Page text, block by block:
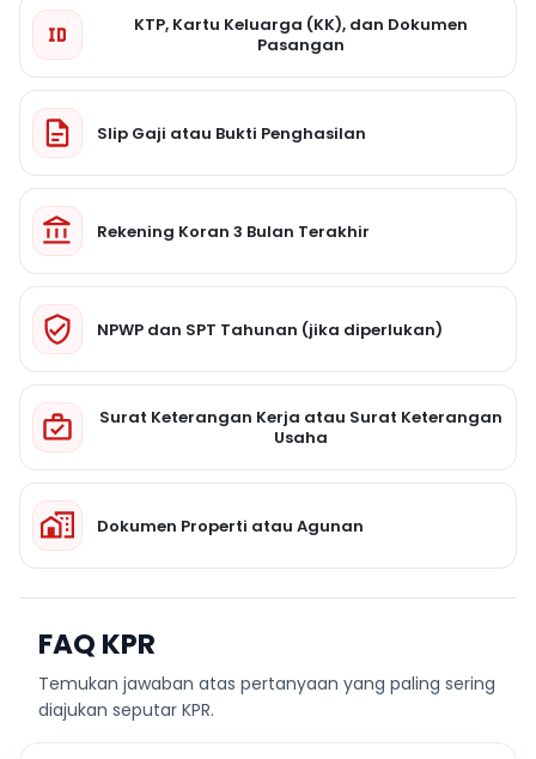
KTP, Kartu Keluarga (KK), dan Dokumen
Pasangan
Slip Gaji atau Bukti Penghasilan
Rekening Koran 3 Bulan Terakhir
NPWP dan SPT Tahunan (jika diperlukan)
Surat Keterangan Kerja atau Surat Keterangan
Usaha
Dokumen Properti atau Agunan
FAQ KPR
Temukan jawaban atas pertanyaan yang paling sering
diajukan seputar KPR.